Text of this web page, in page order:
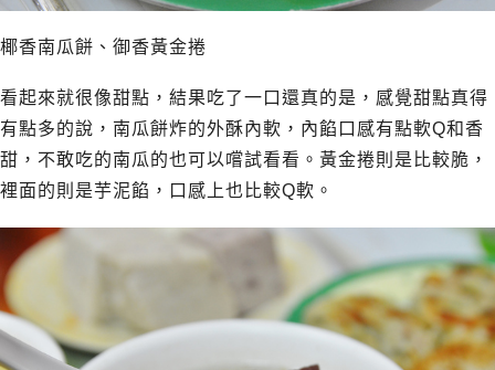
椰香南瓜餅、御香黃金捲
看起來就很像甜點，結果吃了一口還真的是，感覺甜點真得
有點多的說，南瓜餅炸的外酥內軟，內餡口感有點軟Q和香
甜，不敢吃的南瓜的也可以嚐試看看。黃金捲則是比較脆，
裡面的則是芋泥餡，口感上也比較Q軟。